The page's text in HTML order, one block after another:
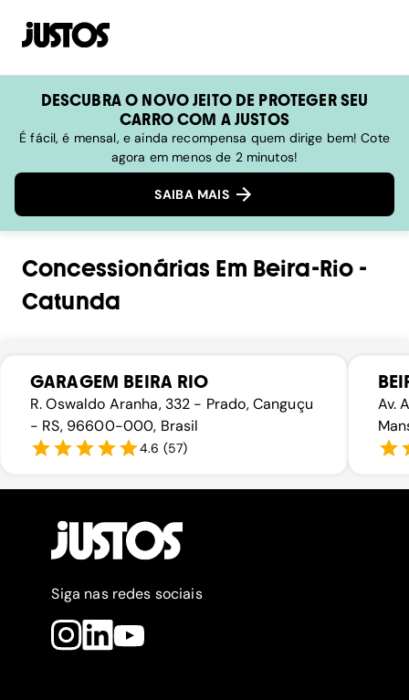
DESCUBRA O NOVO JEITO DE PROTEGER SEU
CARRO COM A JUSTOS
É fácil, é mensal, e ainda recompensa quem dirige bem! Cote
agora em menos de 2 minutos!
SAIBA MAIS
Concessionárias Em Beira-Rio -
Catunda
GARAGEM BEIRA RIO
R. Oswaldo Aranha, 332 - Prado, Canguçu
- RS, 96600-000, Brasil
4.6 (57)
Av.
Siga nas redes sociais